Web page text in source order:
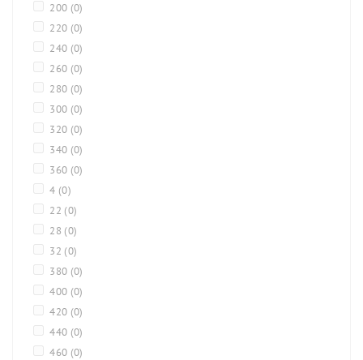
200 (0)
220 (0)
240 (0)
260 (0)
280 (0)
300 (0)
320 (0)
340 (0)
360 (0)
4 (0)
22 (0)
28 (0)
32 (0)
380 (0)
400 (0)
420 (0)
440 (0)
460 (0)